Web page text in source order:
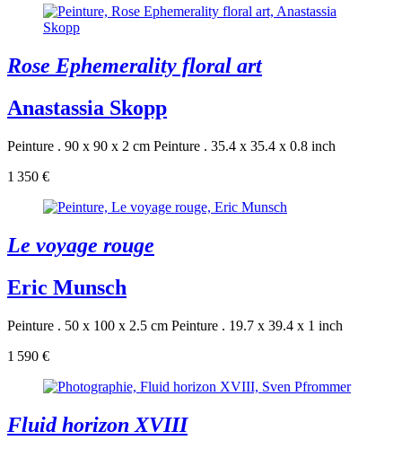
Rose Ephemerality floral art
Anastassia Skopp
Peinture . 90 x 90 x 2 cm Peinture . 35.4 x 35.4 x 0.8 inch
1 350 €
Le voyage rouge
Eric Munsch
Peinture . 50 x 100 x 2.5 cm Peinture . 19.7 x 39.4 x 1 inch
1 590 €
Fluid horizon XVIII